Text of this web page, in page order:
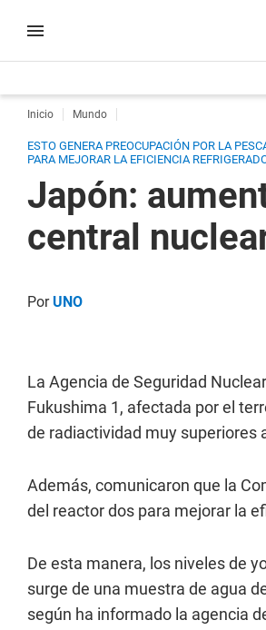
Inicio Mundo
ESTO GENERA PREOCUPACIÓN POR LA
PARA MEJORAR LA EFICIENCIA
Japón:
central
PorUNO
La Agencia de Seguridad
Fukushima 1, afectada por el
de radiactividad muy superiores
Además, comunicaron que la
del reactor dos para mejorar la
De esta manera, los niveles de
surge de una muestra de agua
según ha informado la agencia